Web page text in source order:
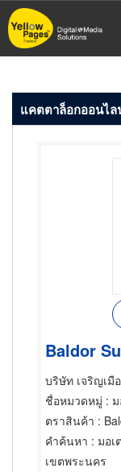
ข้าม
ไป
หลัก
แคตตาล็อกออนไล
Baldor
บริษัท เจริญเมื
ชื่อหมวดหมู่ :
ตราสินค้า :
คำค้นหา : มอเ
เขตพระนคร